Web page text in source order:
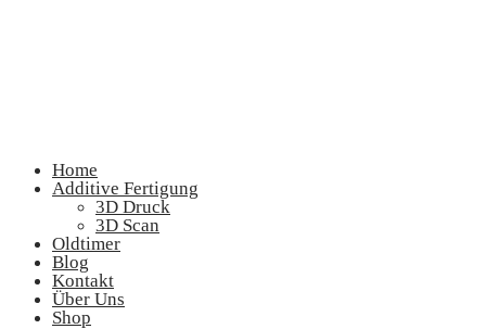
Home
Additive Fertigung
3D Druck
3D Scan
Oldtimer
Blog
Kontakt
Über Uns
Shop